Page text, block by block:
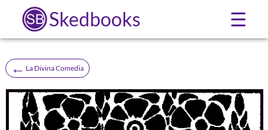
Skedbooks ☰
← La Divina Comedia